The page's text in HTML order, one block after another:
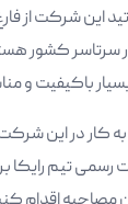
این شرکت از
سرتاسر کشور
باکیفیت و
کار در این
تیم رایکا